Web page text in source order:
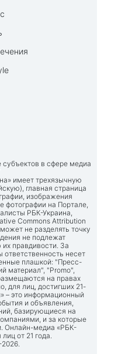
в сфере медиа
имеет трехязычную
главная страница
изображения
фотографии на Портале,
РБК-Украина,
Commons Attribution
не разделять точку
не подлежат
правдивости. За
несет
плашкой: "Пресс-
материал", "Promo",
на правах
для лиц, достигших 21-
– это информационный
и объявления,
базирующиеся на
и за которые
Онлайн-медиа «РБК-
от 21 года.